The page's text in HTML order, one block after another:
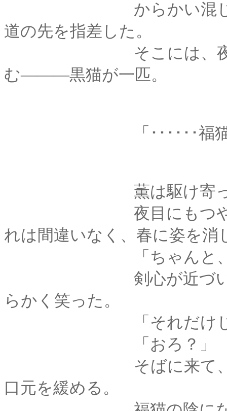
からかい混じりの追
道の先を指差した。
そこには、夜の暗さ
む―――黒猫が一匹。
「･･････福猫
薫は駆け寄って、
夜目にもつややかな
れは間違いなく、春に姿を消
「ちゃんと、帰っ
剣心が近づいて屈み
らかく笑った。
「それだけじゃな
「おろ？」
そばに来て、剣心
口元を緩める。